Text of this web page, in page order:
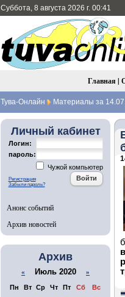
Суббота, 8 августа 2026 г. 00:41
Главная |
Тува-Онлайн Материалы за
Личный кабинет
Логин:
пароль:
Чужой компьютер
Регистрация
Забыли пароль?
Анонс событий
Архив новостей
Архив
« Июль 2020 »
Пн Вт Ср Чт Пт Сб
Вс